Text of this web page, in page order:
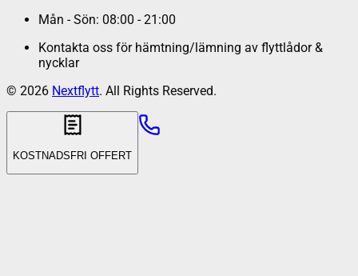
Mån - Sön: 08:00 - 21:00
Kontakta oss för hämtning/lämning av flyttlådor &
nycklar
© 2026 Nextflytt. All Rights Reserved.
KOSTNADSFRI OFFERT